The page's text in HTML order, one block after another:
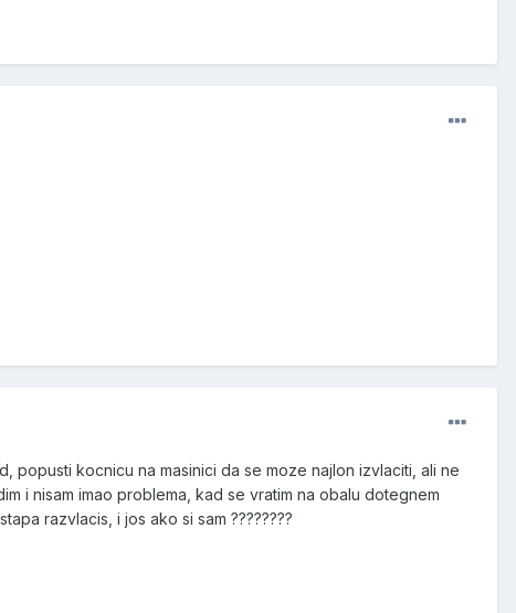
popusti kocnicu na masinici da se moze najlon izvlaciti, ali ne
i nisam imao problema, kad se vratim na obalu dotegnem
razvlacis, i jos ako si sam ????????